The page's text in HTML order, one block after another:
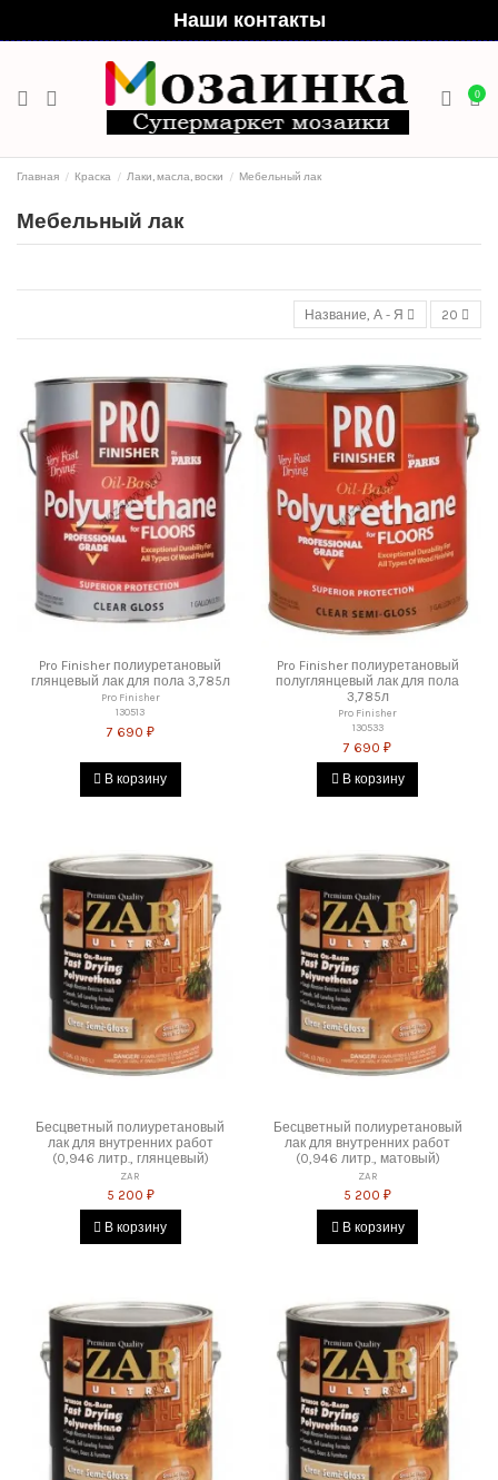
Наши контакты
0
Главная Краска Лаки, масла, воски Мебельный лак
Мебельный лак
Название, А - Я 20
Pro Finisher полиуретановый
глянцевый лак для пола 3,785л
Pro Finisher
130513
7 690 ₽
В корзину
Pro Finisher полиуретановый
полуглянцевый лак для пола
3,785л
Pro Finisher
130533
7 690 ₽
В корзину
Бесцветный полиуретановый
лак для внутренних работ
(0,946 литр., глянцевый)
ZAR
5 200 ₽
В корзину
Бесцветный полиуретановый
лак для внутренних работ
(0,946 литр., матовый)
ZAR
5 200 ₽
В корзину